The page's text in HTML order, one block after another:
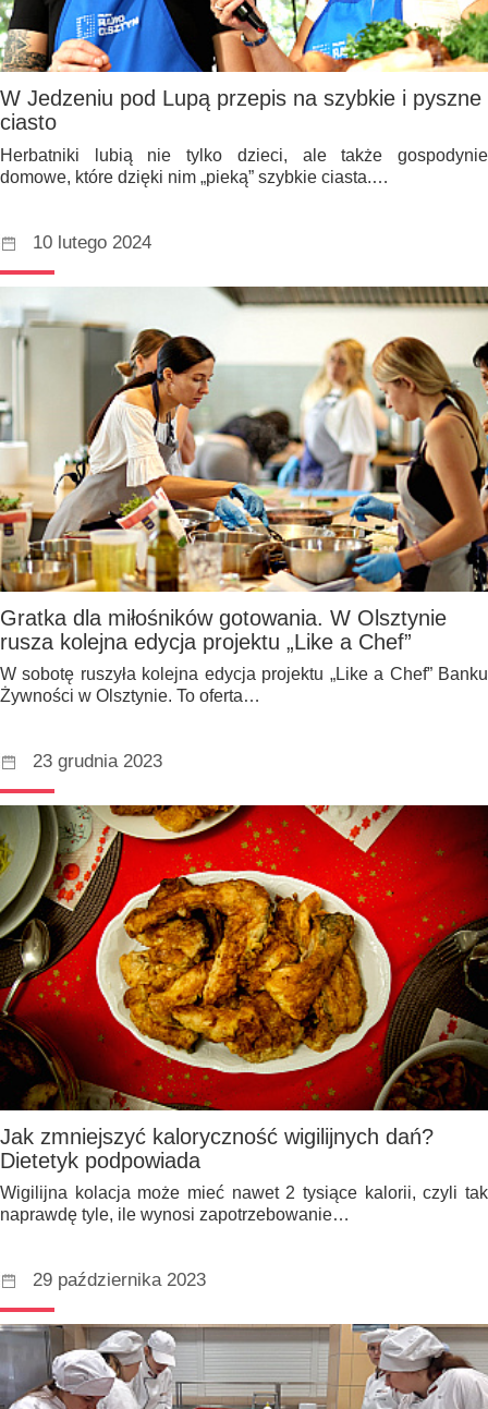
W Jedzeniu pod Lupą przepis na szybkie i pyszne
ciasto
Herbatniki lubią nie tylko dzieci, ale także gospodynie
domowe, które dzięki nim „pieką” szybkie ciasta.…
10 lutego 2024
Gratka dla miłośników gotowania. W Olsztynie
rusza kolejna edycja projektu „Like a Chef”
W sobotę ruszyła kolejna edycja projektu „Like a Chef” Banku
Żywności w Olsztynie. To oferta…
23 grudnia 2023
Jak zmniejszyć kaloryczność wigilijnych dań?
Dietetyk podpowiada
Wigilijna kolacja może mieć nawet 2 tysiące kalorii, czyli tak
naprawdę tyle, ile wynosi zapotrzebowanie…
29 października 2023